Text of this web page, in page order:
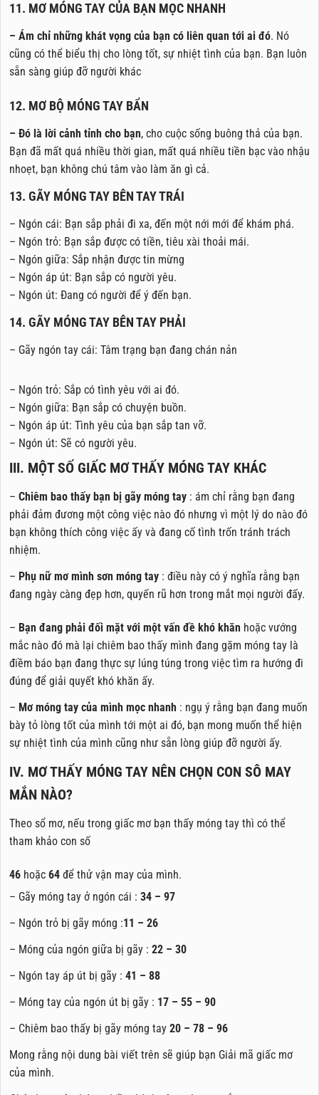
11. MƠ MÓNG TAY CỦA BẠN MỌC NHANH
– Ám chỉ những khát vọng của bạn có liên quan tới ai đó. Nó
cũng có thể biểu thị cho lòng tốt, sự nhiệt tình của bạn. Bạn luôn
sẵn sàng giúp đỡ người khác
12. MƠ BỘ MÓNG TAY BẨN
– Đó là lời cảnh tỉnh cho bạn, cho cuộc sống buông thả của bạn.
Bạn đã mất quá nhiều thời gian, mất quá nhiều tiền bạc vào nhậu
nhoẹt, bạn không chú tâm vào làm ăn gì cả.
13. GÃY MÓNG TAY BÊN TAY TRÁI
– Ngón cái: Bạn sắp phải đi xa, đến một nới mới để khám phá.
– Ngón trỏ: Bạn sắp được có tiền, tiêu xài thoải mái.
– Ngón giữa: Sắp nhận được tin mừng
– Ngón áp út: Bạn sắp có người yêu.
– Ngón út: Đang có người để ý đến bạn.
14. GÃY MÓNG TAY BÊN TAY PHẢI
– Gãy ngón tay cái: Tâm trạng bạn đang chán nản
– Ngón trỏ: Sắp có tình yêu với ai đó.
– Ngón giữa: Bạn sắp có chuyện buồn.
– Ngón áp út: Tình yêu của bạn sắp tan vỡ.
– Ngón út: Sẽ có người yêu.
III. MỘT SỐ GIẤC MƠ THẤY MÓNG TAY KHÁC
– Chiêm bao thấy bạn bị gãy móng tay : ám chỉ rằng bạn đang
phải đảm đương một công việc nào đó nhưng vì một lý do nào đó
bạn không thích công việc ấy và đang cố tình trốn tránh trách
nhiệm.
– Phụ nữ mơ mình sơn móng tay : điều này có ý nghĩa rằng bạn
đang ngày càng đẹp hơn, quyến rũ hơn trong mắt mọi người đấy.
– Bạn đang phải đối mặt với một vấn đề khó khăn hoặc vướng
mắc nào đó mà lại chiêm bao thấy mình đang gặm móng tay là
điềm báo bạn đang thực sự lúng túng trong việc tìm ra hướng đi
đúng để giải quyết khó khăn ấy.
– Mơ móng tay của mình mọc nhanh : ngụ ý rằng bạn đang muốn
bày tỏ lòng tốt của mình tới một ai đó, bạn mong muốn thể hiện
sự nhiệt tình của mình cũng như sẵn lòng giúp đỡ người ấy.
IV. MƠ THẤY MÓNG TAY NÊN CHỌN CON SÔ MAY
MẮN NÀO?
Theo sổ mơ, nếu trong giấc mơ bạn thấy móng tay thì có thể
tham khảo con số
46 hoặc 64 để thử vận may của mình.
– Gãy móng tay ở ngón cái : 34 – 97
– Ngón trỏ bị gãy móng :11 – 26
– Móng của ngón giữa bị gãy : 22 – 30
– Ngón tay áp út bị gãy : 41 – 88
– Móng tay của ngón út bị gãy : 17 – 55 – 90
– Chiêm bao thấy bị gãy móng tay 20 – 78 – 96
Mong rằng nội dung bài viết trên sẽ giúp bạn Giải mã giấc mơ
của mình.